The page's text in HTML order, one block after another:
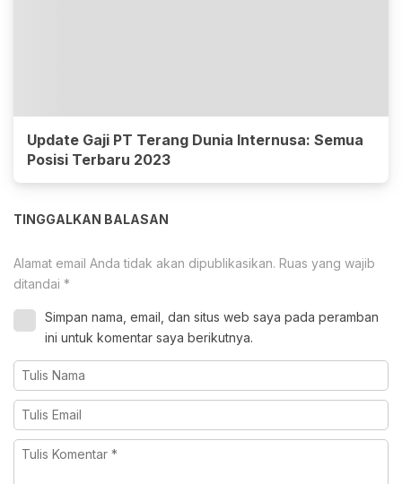
Update Gaji PT Terang Dunia Internusa: Semua
Posisi Terbaru 2023
TINGGALKAN BALASAN
Alamat email Anda tidak akan dipublikasikan. Ruas yang wajib
ditandai *
Simpan nama, email, dan situs web saya pada peramban
ini untuk komentar saya berikutnya.